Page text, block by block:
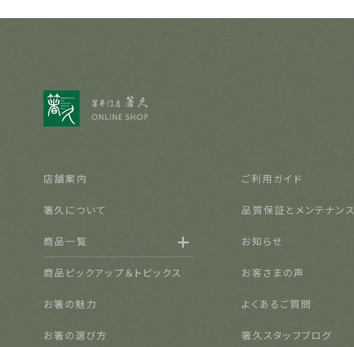
店舗案内 ご利用ガイド
箸久について 品質保証とメンテナンス
商品一覧
名入れ可能なお箸
結婚祝い・結婚記念日
長寿祝い・賀寿（還暦・古希・米寿など）
お知らせ
商品ピックアップ＆トピックス お客さまの声
お箸の魅力 よくあるご質問
お箸の選び方 箸久スタッフブログ